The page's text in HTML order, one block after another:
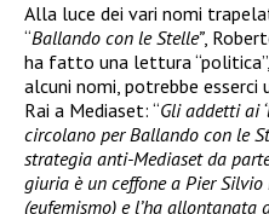
Alla luce dei vari nomi
“Ballando con le Stelle”,
ha fatto una lettura
alcuni nomi, potrebbe
Rai a Mediaset: “Gli addetti ai
circolano per Ballando con le
strategia anti-Mediaset da
giuria è un ceffone a Pier
(eufemismo) e l’ha